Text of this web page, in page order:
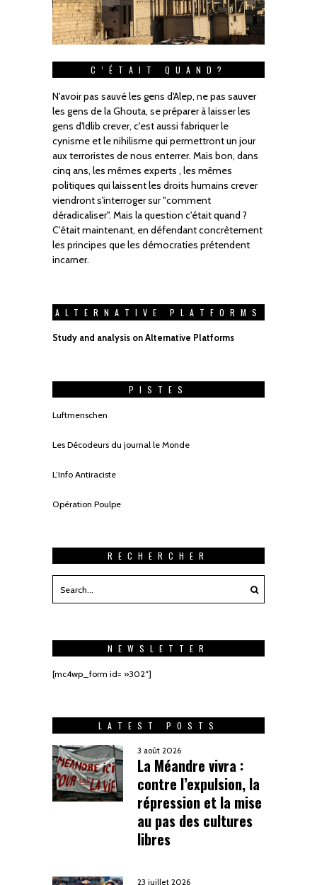
C’ÉTAIT QUAND?
N'avoir pas sauvé les gens d'Alep, ne pas sauver
les gens de la Ghouta, se préparer à laisser les
gens d'Idlib crever, c'est aussi fabriquer le
cynisme et le nihilisme qui permettront un jour
aux terroristes de nous enterrer. Mais bon, dans
cinq ans, les mêmes experts , les mêmes
politiques qui laissent les droits humains crever
viendront s'interroger sur "comment
déradicaliser". Mais la question c'était quand ?
C'était maintenant, en défendant concrètement
les principes que les démocraties prétendent
incarner.
ALTERNATIVE PLATFORMS
Study and analysis on Alternative Platforms
PISTES
Luftmenschen
Les Décodeurs du journal le Monde
L’Info Antiraciste
Opération Poulpe
RECHERCHER
NEWSLETTER
[mc4wp_form id= »302″]
LATEST POSTS
3 août 2026
La Méandre vivra :
contre l’expulsion, la
répression et la mise
au pas des cultures
libres
23 juillet 2026